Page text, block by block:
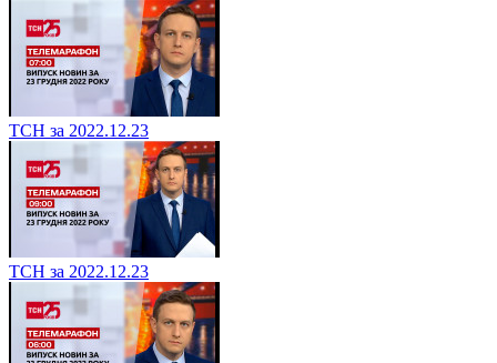
ТСН за 2022.12.23
ТСН за 2022.12.23